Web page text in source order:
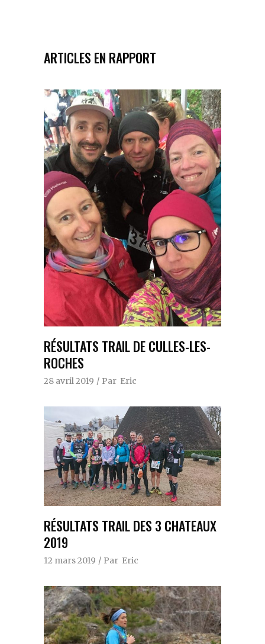
ARTICLES EN RAPPORT
RÉSULTATS TRAIL DE CULLES-LES-
ROCHES
28 avril 2019 Par Eric
RÉSULTATS TRAIL DES 3 CHATEAUX
2019
12 mars 2019 Par Eric